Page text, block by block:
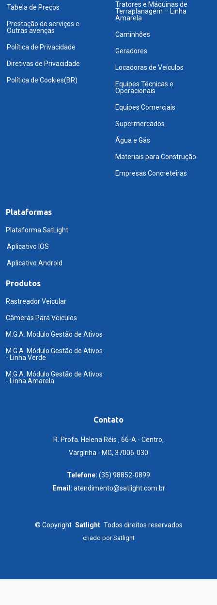
Tabela de Preços
Prestação de serviços e
Outras avenças
Política de Privacidade
Diretivas de Privacidade
Política de Cookies(BR)
Tratores e Máquinas de
Terraplanagem – Linha
Amarela
Caminhões
Geradores
Locadoras de Veículos
Equipes Técnicas e
Operacionais
Equipes Comerciais
Supermercados
Água e Gás
Materiais para Construção
Empresas Concreteiras
Plataformas
Plataforma SatLight
Aplicativo IOS
Aplicativo Android
Produtos
Rastreador Veicular
Câmeras Para Veiculos
M.G.A. Módulo Gestão de Ativos
M.G.A. Módulo Gestão de Ativos
- Linha Verde
M.G.A. Módulo Gestão de Ativos
- Linha Amarela
Contato
R. Profa. Helena Réis , 66-A - Centro,
Varginha - MG, 37006-030
Telefone: (35) 98852-0899
Email: atendimento@satlight.com.br
© Copyright Satlight Todos direitos reservados
criado porSatlight